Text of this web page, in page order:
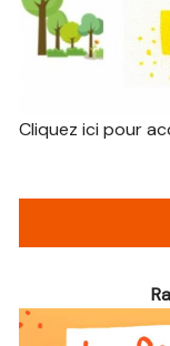
Cliquez ici pour